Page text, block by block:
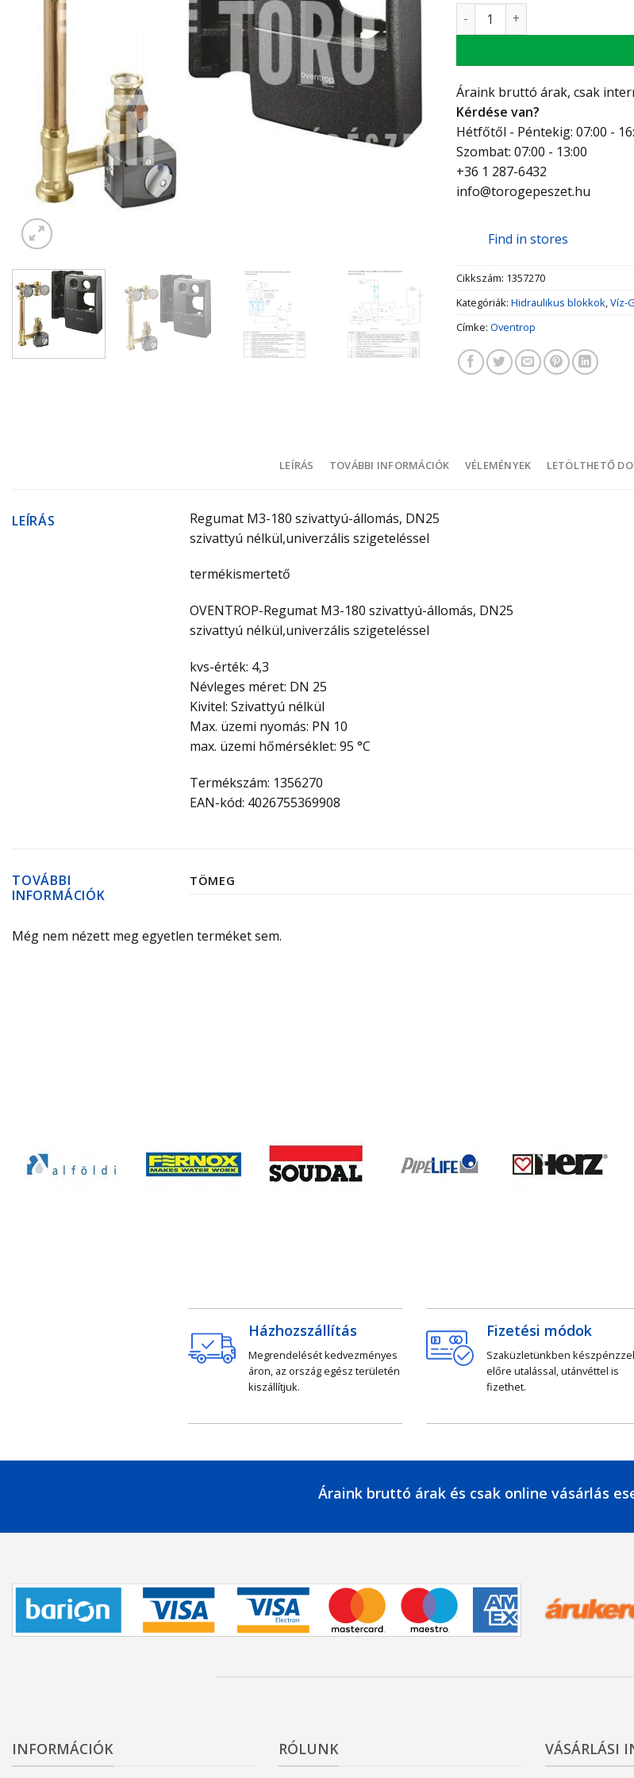
Oventrop Regumat M3-180
Áraink bruttó árak, csak
Kérdése van?
Hétfőtől - Péntekig: 07:00 -
Szombat: 07:00 - 13:00
+36 1 287-6432
info@torogepeszet.hu
Find in stores
Cikkszám: 1357270
Kategóriák: Hidraulikus blokkok,Víz-
Címke: Oventrop
LEÍRÁS TOVÁBBI INFORMÁCIÓK VÉLEMÉNYEK LETÖLTHETŐ
LEÍRÁS
Regumat M3-180 szivattyú-állomás, DN25
szivattyú nélkül,univerzális szigeteléssel
termékismertető
OVENTROP-Regumat M3-180 szivattyú-állomás, DN25
szivattyú nélkül,univerzális szigeteléssel
kvs-érték: 4,3
Névleges méret: DN 25
Kivitel: Szivattyú nélkül
Max. üzemi nyomás: PN 10
max. üzemi hőmérséklet: 95 °C
Termékszám: 1356270
EAN-kód: 4026755369908
TOVÁBBI
INFORMÁCIÓK
TÖMEG
Még nem nézett meg egyetlen terméket sem.
Házhozszállítás
Megrendelését kedvezményes
áron, az ország egész területén
kiszállítjuk.
Fizetési módok
Szaküzletünkben
előre utalással, utánvéttel is
fizethet.
Áraink bruttó árak és csak online vásárlás
INFORMÁCIÓK RÓLUNK VÁSÁRLÁSI